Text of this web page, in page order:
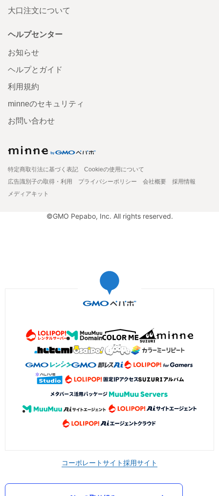
大口注文について
ヘルプセンター
お知らせ
ヘルプとガイド
利用規約
minneのセキュリティ
お問い合わせ
特定商取引法に基づく表記
Cookieの使用について
広告識別子の取得・利用
プライバシーポリシー 会社概要
採用情報
メディアキット
©GMO Pepabo, Inc. All rights reserved.
コーポレートサイト採用サイト